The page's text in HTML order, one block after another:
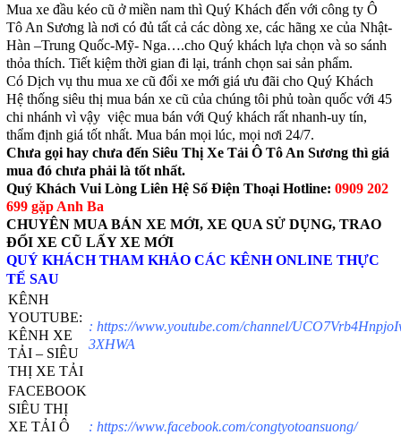
Mua xe đầu kéo cũ ở miền nam thì Quý Khách đến với công ty Ô
Tô An Sương là nơi có đủ tất cả các dòng xe, các hãng xe của Nhật-
Hàn –Trung Quốc-Mỹ- Nga….cho Quý khách lựa chọn và so sánh
thỏa thích. Tiết kiệm thời gian đi lại, tránh chọn sai sản phẩm.
Có Dịch vụ thu mua xe cũ đổi xe mới giá ưu đãi cho Quý Khách
Hệ thống siêu thị mua bán xe cũ của chúng tôi phủ toàn quốc với 45
chi nhánh vì vậy việc mua bán với Quý khách rất nhanh-uy tín,
thẩm định giá tốt nhất. Mua bán mọi lúc, mọi nơi 24/7.
Chưa gọi hay chưa đến Siêu Thị Xe Tải Ô Tô An Sương thì giá
mua đó chưa phải là tốt nhất.
Quý Khách Vui Lòng Liên Hệ Số Điện Thoại Hotline: 0909 202
699 gặp Anh Ba
CHUYÊN MUA BÁN XE MỚI, XE QUA SỬ DỤNG, TRAO
ĐỔI XE CŨ LẤY XE MỚI
QUÝ KHÁCH THAM KHẢO CÁC KÊNH ONLINE THỰC
TẾ SAU
KÊNH
YOUTUBE:
KÊNH XE
TẢI – SIÊU
THỊ XE TẢI
: https://www.youtube.com/channel/
3XHWA
FACEBOOK
SIÊU THỊ
XE TẢI Ô
: https://www.facebook.com/congtyotoansuong/